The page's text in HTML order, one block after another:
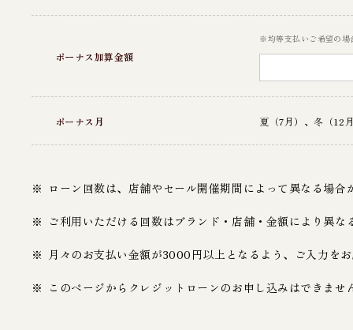
ボーナス加算金額
※均等支払いご希望の場
ボーナス月 夏（7月）、冬（12
ローン回数は、店舗やセール開催期間によって異なる場
ご利用いただける回数はブランド・店舗・金額により異な
月々のお支払い金額が3000円以上となるよう、ご入力を
このページからクレジットローンのお申し込みはできませ